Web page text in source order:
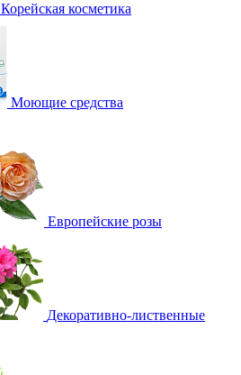
Корейская косметика
Моющие средства
Европейские розы
Декоративно-лиственные